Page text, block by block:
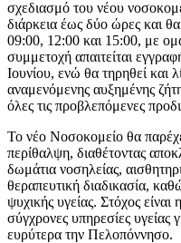
σχεδιασμό του νέου
διάρκεια έως δύο ώρες και
09:00, 12:00 και 15:00, με
συμμετοχή απαιτείται
Ιουνίου, ενώ θα τηρηθεί και
αναμενόμενης αυξημένης
όλες τις προβλεπόμενες
Το νέο Νοσοκομείο θα
περίθαλψη, διαθέτοντας
δωμάτια νοσηλείας,
θεραπευτική διαδικασία,
ψυχικής υγείας. Στόχος
σύγχρονες υπηρεσίες υγείας
ευρύτερα την Πελοπόννησο.